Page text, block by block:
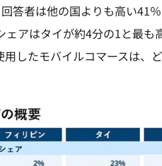
答者は他の国よりも高い41％
アはタイが約4分の1と最も
したモバイルコマースは、